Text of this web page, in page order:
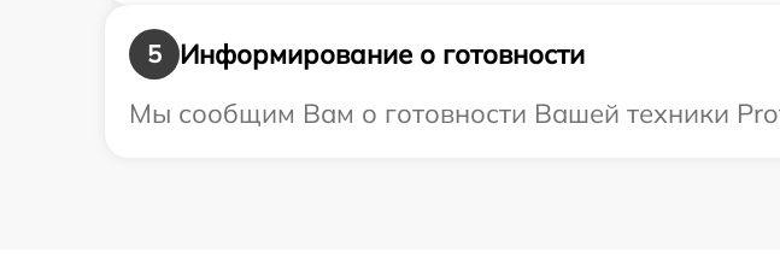
5
Информирование о готовности
Мы сообщим Вам о готовности Вашей техники